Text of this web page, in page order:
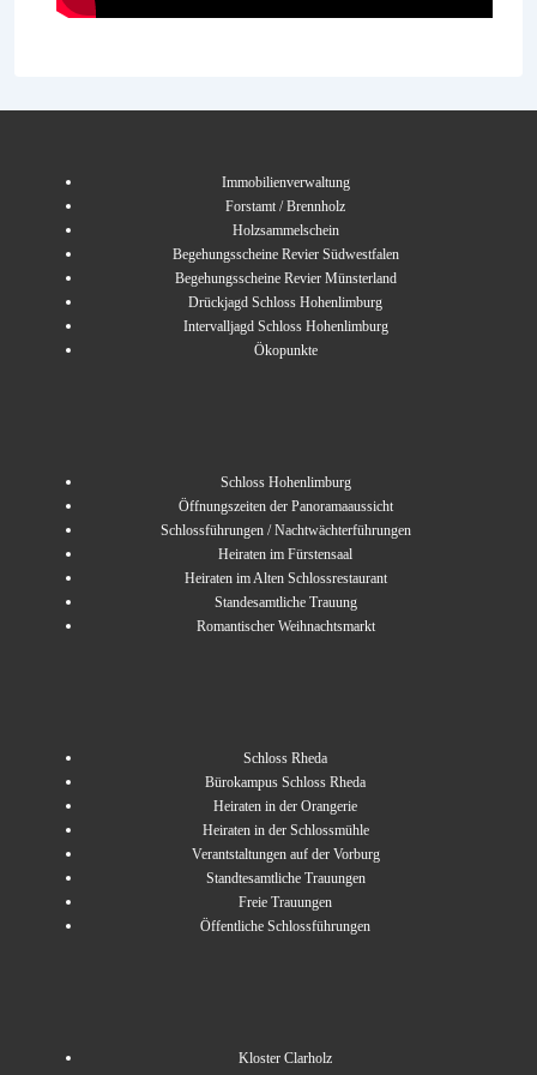
Immobilienverwaltung
Forstamt / Brennholz
Holzsammelschein
Begehungsscheine Revier Südwestfalen
Begehungsscheine Revier Münsterland
Drückjagd Schloss Hohenlimburg
Intervalljagd Schloss Hohenlimburg
Ökopunkte
Schloss Hohenlimburg
Öffnungszeiten der Panoramaaussicht
Schlossführungen / Nachtwächterführungen
Heiraten im Fürstensaal
Heiraten im Alten Schlossrestaurant
Standesamtliche Trauung
Romantischer Weihnachtsmarkt
Schloss Rheda
Bürokampus Schloss Rheda
Heiraten in der Orangerie
Heiraten in der Schlossmühle
Verantstaltungen auf der Vorburg
Standtesamtliche Trauungen
Freie Trauungen
Öffentliche Schlossführungen
Kloster Clarholz